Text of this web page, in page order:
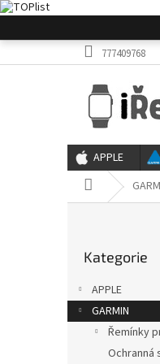
na
777409768
APPLE
Domů
a
n
kategorie
Kategorie
APPLE
GARMIN
Řemínky
Ochranná